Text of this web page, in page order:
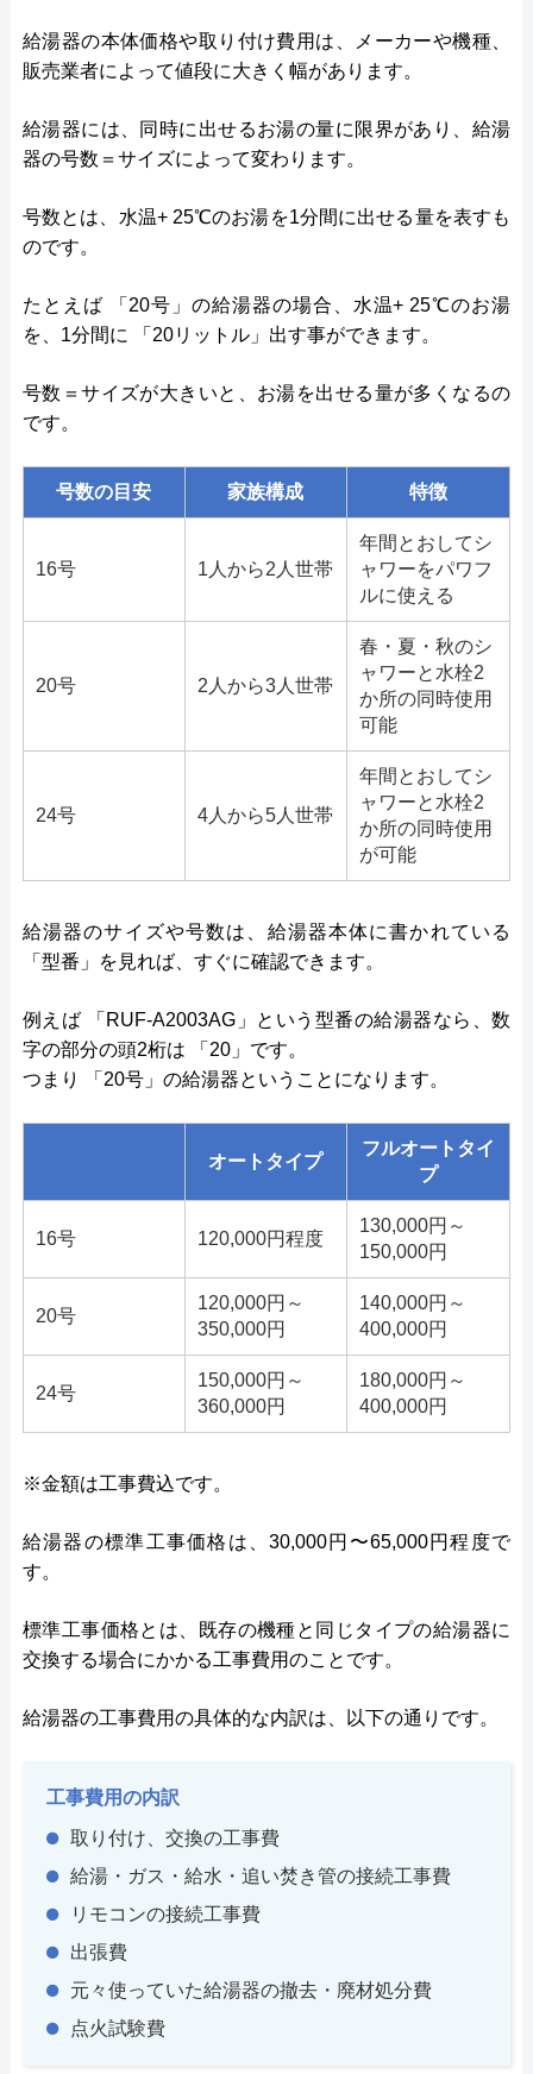
給湯器の本体価格や取り付け費用は、メーカーや機種、
販売業者によって値段に大きく幅があります。
給湯器には、同時に出せるお湯の量に限界があり、給湯
器の号数＝サイズによって変わります。
号数とは、水温+ 25℃のお湯を1分間に出せる量を表すも
のです。
たとえば 「20号」の給湯器の場合、水温+ 25℃のお湯
を、1分間に 「20リットル」出す事ができます。
号数＝サイズが大きいと、お湯を出せる量が多くなるの
です。
号数の目安 家族構成 特徴
16号 1人から2人世帯
年間とおしてシ
ャワーをパワフ
ルに使える
20号 2人から3人世帯
春・夏・秋のシ
ャワーと水栓2
か所の同時使用
可能
24号 4人から5人世帯
年間とおしてシ
ャワーと水栓2
か所の同時使用
が可能
給湯器のサイズや号数は、給湯器本体に書かれている
「型番」を見れば、すぐに確認できます。
例えば 「RUF-A2003AG」という型番の給湯器なら、数
字の部分の頭2桁は 「20」です。
つまり 「20号」の給湯器ということになります。
オートタイプ
フルオートタイ
プ
16号 120,000円程度
130,000円～
150,000円
20号
120,000円～
350,000円
140,000円～
400,000円
24号
150,000円～
360,000円
180,000円～
400,000円
※金額は工事費込です。
給湯器の標準工事価格は、30,000円〜65,000円程度で
す。
標準工事価格とは、既存の機種と同じタイプの給湯器に
交換する場合にかかる工事費用のことです。
給湯器の工事費用の具体的な内訳は、以下の通りです。
工事費用の内訳
取り付け、交換の工事費
給湯・ガス・給水・追い焚き管の接続工事費
リモコンの接続工事費
出張費
元々使っていた給湯器の撤去・廃材処分費
点火試験費